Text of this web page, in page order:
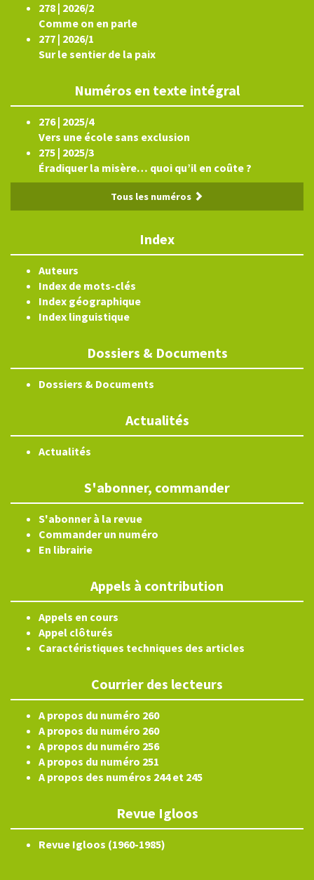
278 | 2026/2
Comme on en parle
277 | 2026/1
Sur le sentier de la paix
Numéros en texte intégral
276 | 2025/4
Vers une école sans exclusion
275 | 2025/3
Éradiquer la misère… quoi qu’il en coûte ?
Tous les numéros
Index
Auteurs
Index de mots-clés
Index géographique
Index linguistique
Dossiers & Documents
Dossiers & Documents
Actualités
Actualités
S'abonner, commander
S'abonner à la revue
Commander un numéro
En librairie
Appels à contribution
Appels en cours
Appel clôturés
Caractéristiques techniques des articles
Courrier des lecteurs
A propos du numéro 260
A propos du numéro 260
A propos du numéro 256
A propos du numéro 251
A propos des numéros 244 et 245
Revue Igloos
Revue Igloos (1960-1985)